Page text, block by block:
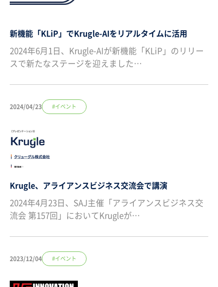
新機能「KLiP」でKrugle-AIをリアルタイムに活用
2024年6月1日、Krugle-AIが新機能「KLiP」のリリー
スで新たなステージを迎えました…
2024/04/23 #イベント
Krugle、アライアンスビジネス交流会で講演
2024年4月23日、SAJ主催「アライアンスビジネス交
流会 第157回」においてKrugleが…
2023/12/04 #イベント